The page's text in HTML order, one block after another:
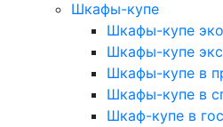
Шкафы-купе
Шкафы-купе
Шкафы-купе
Шкафы-купе в
Шкафы-купе в
Шкаф-купе в